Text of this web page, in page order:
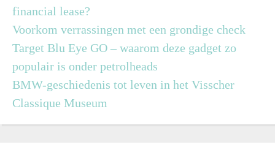
financial lease?
Voorkom verrassingen met een grondige check
Target Blu Eye GO – waarom deze gadget zo
populair is onder petrolheads
BMW-geschiedenis tot leven in het Visscher
Classique Museum